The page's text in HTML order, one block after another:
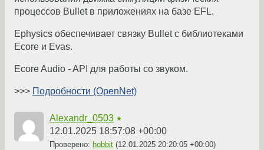
процессов Bullet в приложениях на базе EFL.
Ephysics обеспечивает связку Bullet с библиотеками
Ecore и Evas.
Ecore Audio - API для работы со звуком.
>>> Подробности (OpenNet)
Alexandr_0503 ★
12.01.2025 18:57:08 +00:00
Проверено: hobbit (12.01.2025 20:20:05 +00:00)